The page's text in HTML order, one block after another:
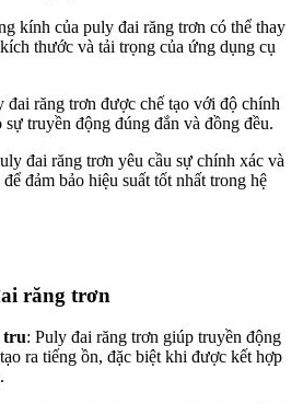
kính của puly đai răng trơn có thể thay
thước và tải trọng của ứng dụng cụ
đai răng trơn được chế tạo với độ chính
sự truyền động đúng đắn và đồng đều.
đai răng trơn yêu cầu sự chính xác và
đảm bảo hiệu suất tốt nhất trong hệ
răng trơn
tru: Puly đai răng trơn giúp truyền động
ra tiếng ồn, đặc biệt khi được kết hợp